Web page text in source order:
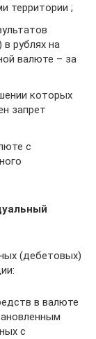
территории ;
рублях на
валюте – за
которых
запрет
с
(дебетовых)
в валюте
с